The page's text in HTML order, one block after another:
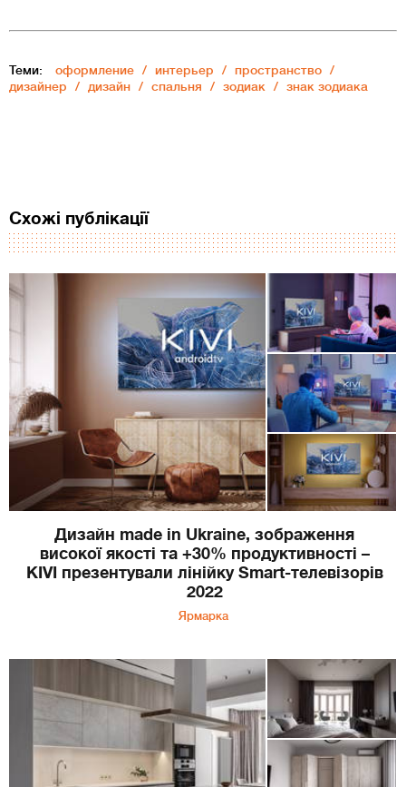
Теми: оформление интерьер
пространство
дизайнер
дизайн спальня зодиак знак зодиака
Схожі публікації
Дизайн made in Ukraine, зображення
високої якості та +30% продуктивності –
KIVI презентували лінійку Smart-телевізорів
2022
Ярмарка